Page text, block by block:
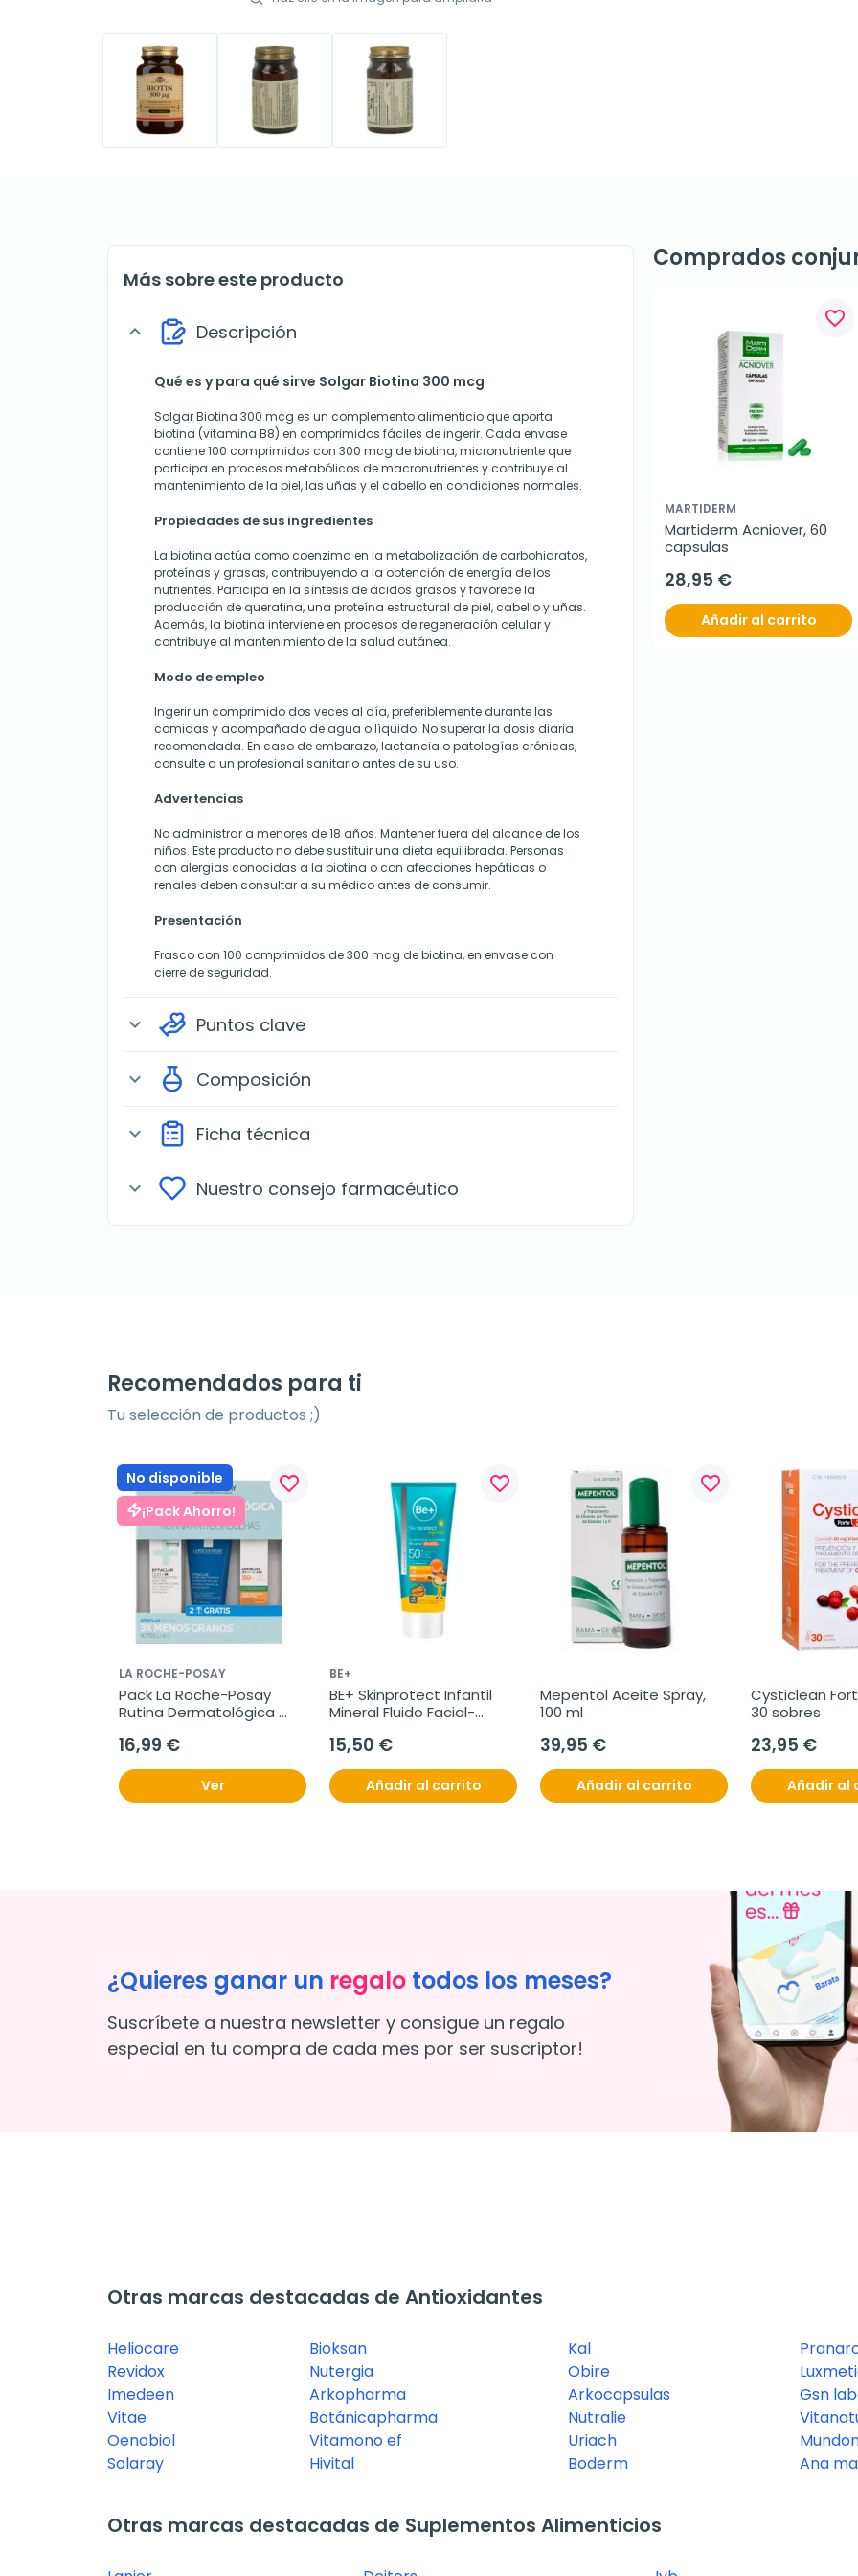
Más sobre este producto
expand_more Descripción
Qué es y para qué sirve Solgar Biotina 300 mcg
Solgar Biotina 300 mcg es un complemento alimenticio que aporta
biotina (vitamina B8) en comprimidos fáciles de ingerir. Cada envase
contiene 100 comprimidos con 300 mcg de biotina, micronutriente que
participa en procesos metabólicos de macronutrientes y contribuye al
mantenimiento de la piel, las uñas y el cabello en condiciones normales.
Propiedades de sus ingredientes
La biotina actúa como coenzima en la metabolización de carbohidratos,
proteínas y grasas, contribuyendo a la obtención de energía de los
nutrientes. Participa en la síntesis de ácidos grasos y favorece la
producción de queratina, una proteína estructural de piel, cabello y uñas.
Además, la biotina interviene en procesos de regeneración celular y
contribuye al mantenimiento de la salud cutánea.
Modo de empleo
Ingerir un comprimido dos veces al día, preferiblemente durante las
comidas y acompañado de agua o líquido. No superar la dosis diaria
recomendada. En caso de embarazo, lactancia o patologías crónicas,
consulte a un profesional sanitario antes de su uso.
Advertencias
No administrar a menores de 18 años. Mantener fuera del alcance de los
niños. Este producto no debe sustituir una dieta equilibrada. Personas
con alergias conocidas a la biotina o con afecciones hepáticas o
renales deben consultar a su médico antes de consumir.
Presentación
Frasco con 100 comprimidos de 300 mcg de biotina, en envase con
cierre de seguridad.
expand_more Puntos clave
expand_more Composición
expand_more Ficha técnica
expand_more Nuestro consejo farmacéutico
Comprados
favorite_border
MARTIDERM
Martiderm Acniover, 60
capsulas
28,95 €
Añadir al carrito
Recomendados para ti
Tu selección de productos ;)
No disponible
¡Pack Ahorro!
favorite_border
LA ROCHE-POSAY
Pack La Roche-Posay
Rutina Dermatológica
16,99 €
Ver
favorite_border
BE+
BE+ Skinprotect Infantil
Mineral Fluido Facial-
15,50 €
Añadir al carrito
favorite_border
Mepentol Aceite Spray,
100 ml
39,95 €
Añadir al carrito
Cysticlean
30 sobres
23,95 €
Añadir al
¿Quieres ganar un regalo todos los meses?
Suscríbete a nuestra newsletter y consigue un regalo
especial en tu compra de cada mes por ser suscriptor!
Otras marcas destacadas de Antioxidantes
Heliocare
Revidox
Imedeen
Vitae
Oenobiol
Solaray
Bioksan
Nutergia
Arkopharma
Botánicapharma
Vitamono ef
Hivital
Kal
Obire
Arkocapsulas
Nutralie
Uriach
Boderm
Gsn
Ana
Otras marcas destacadas de Suplementos Alimenticios